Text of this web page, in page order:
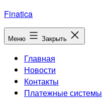
Перейти
к
содержимому
Finatica
Меню Закрыть
Главная
Новости
Контакты
Платежные системы